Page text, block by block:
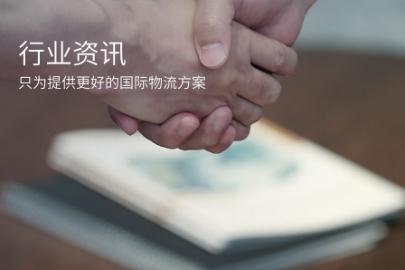
行业资讯
只为提供更好的国际物流方案